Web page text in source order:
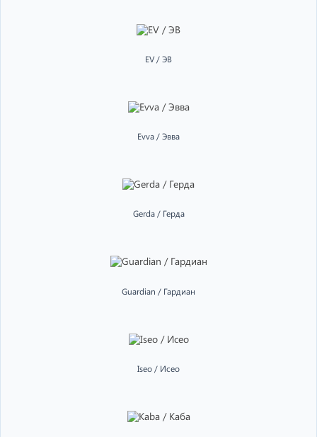
EV / ЭВ
Evva / Эвва
Gerda / Герда
Guardian / Гардиан
Iseo / Исео